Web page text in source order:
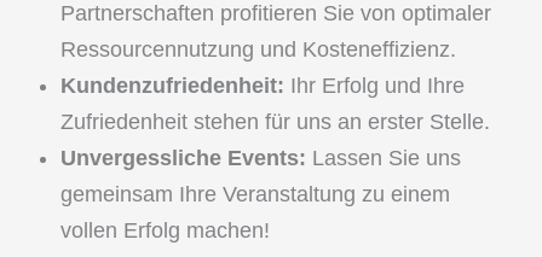
Partnerschaften profitieren Sie von optimaler
Ressourcennutzung und Kosteneffizienz.
Kundenzufriedenheit: Ihr Erfolg und Ihre
Zufriedenheit stehen für uns an erster Stelle.
Unvergessliche Events: Lassen Sie uns
gemeinsam Ihre Veranstaltung zu einem
vollen Erfolg machen!